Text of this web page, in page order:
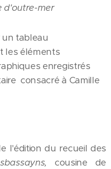
d'outre-mer
un tableau
les éléments
enregistrés
consacré à Camille
l'édition du recueil des
cousine de